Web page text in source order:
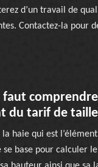
d’un travail de
Contactez-la pour
faut
du tarif de
la haie qui est
base pour calculer